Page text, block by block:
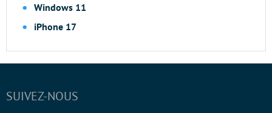
Windows 11
iPhone 17
SUIVEZ-NOUS